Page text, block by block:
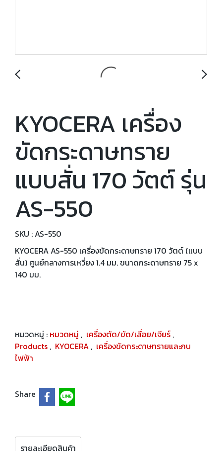
KYOCERA เครื่อง
ขัดกระดาษทราย
แบบสั่น 170 วัตต์ รุ่น
AS-550
SKU : AS-550
KYOCERA AS-550 เครื่องขัดกระดาษทราย 170 วัตต์ (แบบ
สั่น) ศูนย์กลางการเหวี่ยง 1.4 มม. ขนาดกระดาษทราย 75 x
140 มม.
หมวดหมู่ : หมวดหมู่ , เครื่องตัด/ขัด/เลื่อย/เจียร์ ,
Products , KYOCERA , เครื่องขัดกระดาษทรายและกบ
ไฟฟ้า
Share
รายละเอียดสินค้า